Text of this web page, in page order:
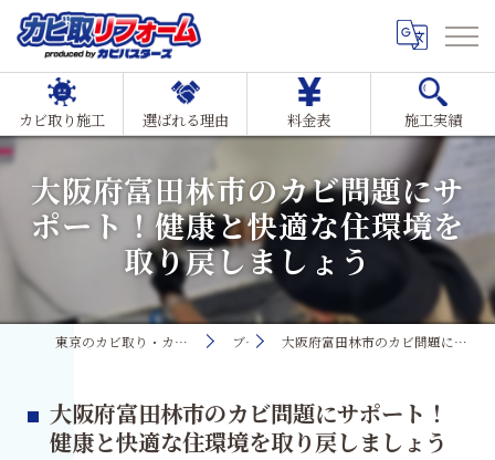
カビ取り施工 選ばれる理由 料金表 施工実績
大阪府富田林市のカビ問題にサ
ポート！健康と快適な住環境を
取り戻しましょう
東京のカビ取り・カビ対策ならMIST工法®カビ取リフォーム ブログ 大阪府富田林市のカビ問題にサポート！健康と快適な住環境を取り戻しましょう
大阪府富田林市のカビ問題にサポート！
健康と快適な住環境を取り戻しましょう